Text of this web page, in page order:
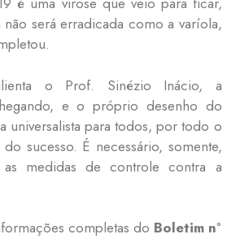
será erradicada como a varíola,
o Prof. Sinézio Inácio, a
e o próprio desenho do
universalista para todos, por todo o
sucesso. É necessário, somente,
medidas de controle contra a
completas do Boletim n°